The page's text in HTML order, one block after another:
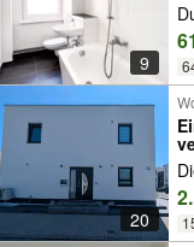
9
20